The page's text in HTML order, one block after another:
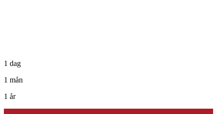
1 dag
1 mån
1 år